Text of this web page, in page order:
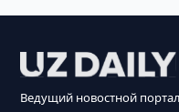
Ведущий новостной